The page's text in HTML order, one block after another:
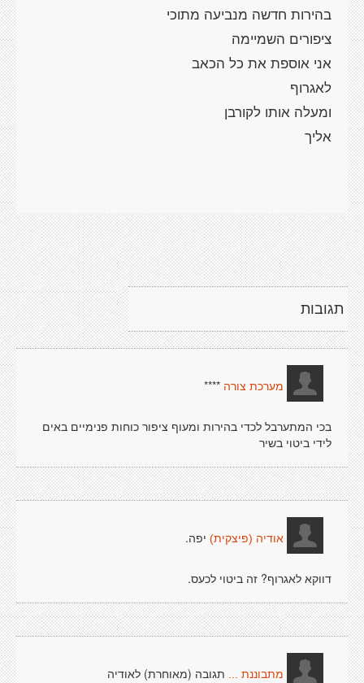
תגובות
מערכת צורה ****
בכי המתערבל לכדי בהירות ומעוף ציפור כוחות פנימיים באים
לידי ביטוי בשיר
אודיה (פיצקית) יפה.
דווקא לאגרוף? זה ביטוי לכעס.
מתבוננת ... תגובה (מאוחרת) לאודיה